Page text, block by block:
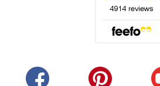
(öffnet sich in einem neuen
(öffnet sich in